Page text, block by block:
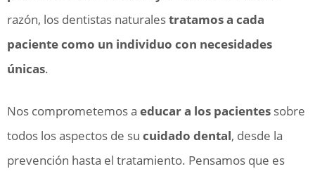
razón, los dentistas naturalestratamos a cada
paciente como un individuo con necesidades
únicas.
Nos comprometemos a educar a los pacientes sobre
todos los aspectos de su cuidado dental, desde la
prevención hasta el tratamiento. Pensamos que es